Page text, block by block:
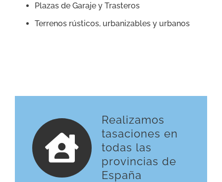
Plazas de Garaje y Trasteros
Terrenos rústicos, urbanizables y urbanos
Realizamos
tasaciones en
todas las
provincias de
España